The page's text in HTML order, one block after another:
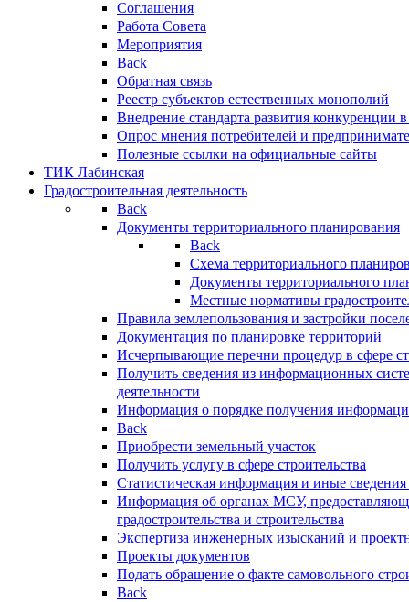
Соглашения
Работа Совета
Мероприятия
Back
Обратная связь
Реестр субъектов естественных монополий
Внедрение стандарта развития конкуренции
Опрос мнения потребителей и
Полезные ссылки на официальные сайты
ТИК Лабинская
Градостроительная деятельность
Back
Документы территориального планирования
Back
Схема территориального
Документы территориального
Местные нормативы
Правила землепользования и застройки
Документация по планировке территорий
Исчерпывающие перечни процедур в сфере
Получить сведения из информационных
деятельности
Информация о порядке получения
Back
Приобрести земельный участок
Получить услугу в сфере строительства
Статистическая информация и иные сведения
Информация об органах МСУ,
градостроительства и строительства
Экспертиза инженерных изысканий и
Проекты документов
Подать обращение о факте самовольного
Back